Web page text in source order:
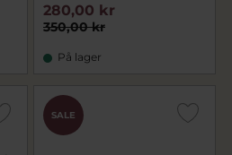
350,00 kr
280,00 kr
På lager
SALE